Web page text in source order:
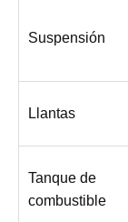
Suspensión
Llantas
Tanque de
combustible